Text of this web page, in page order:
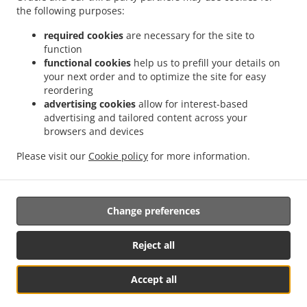
the following purposes:
required cookies are necessary for the site to
function
functional cookies help us to prefill your details on
your next order and to optimize the site for easy
reordering
advertising cookies allow for interest-based
advertising and tailored content across your
browsers and devices
Please visit our Cookie policy for more information.
Accept all
Reject all
Change preferences
Стари Град . Morska hrana sa uslugom dostave Палилула
dostave Lazarevac Стари град
Morska hrana sa uslugom dostave Lazarevac
Morska hrana sa uslugom dostave Звездара
Beograd - Voždovac . Morska hrana sa uslugom dostave Стара Раковица . Morska
hrana sa uslugom dostave Остружница
Morska hrana sa uslugom dostave Стара
Morska hrana sa uslugom dostave Железник
Morska hrana sa uslugom dostave
Morska hrana sa uslugom dostave Ресник . Morska hrana sa uslugom
dostave Кнежевац . Morska hrana sa uslugom dostave Beograd - Čukarica
hrana sa uslugom dostave Beograd - Rakovica
Morska hrana sa uslugom dostave
Podržano od:
Foodbooking Online Poručivanje | www.foodbooking.rs |
info@foodbooking.rs